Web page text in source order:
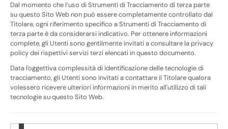
Dal momento che l’uso di Strumenti di Tracciamento di terza parte
su questo Sito Web non può essere completamente controllato dal
Titolare, ogni riferimento specifico a Strumenti di Tracciamento di
terza parte è da considerarsi indicativo. Per ottenere informazioni
complete, gli Utenti sono gentilmente invitati a consultare la privacy
policy dei rispettivi servizi terzi elencati in questo documento.
Data l'oggettiva complessità di identificazione delle tecnologie di
tracciamento, gli Utenti sono invitati a contattare il Titolare qualora
volessero ricevere ulteriori informazioni in merito all'utilizzo di tali
tecnologie su questo Sito Web.